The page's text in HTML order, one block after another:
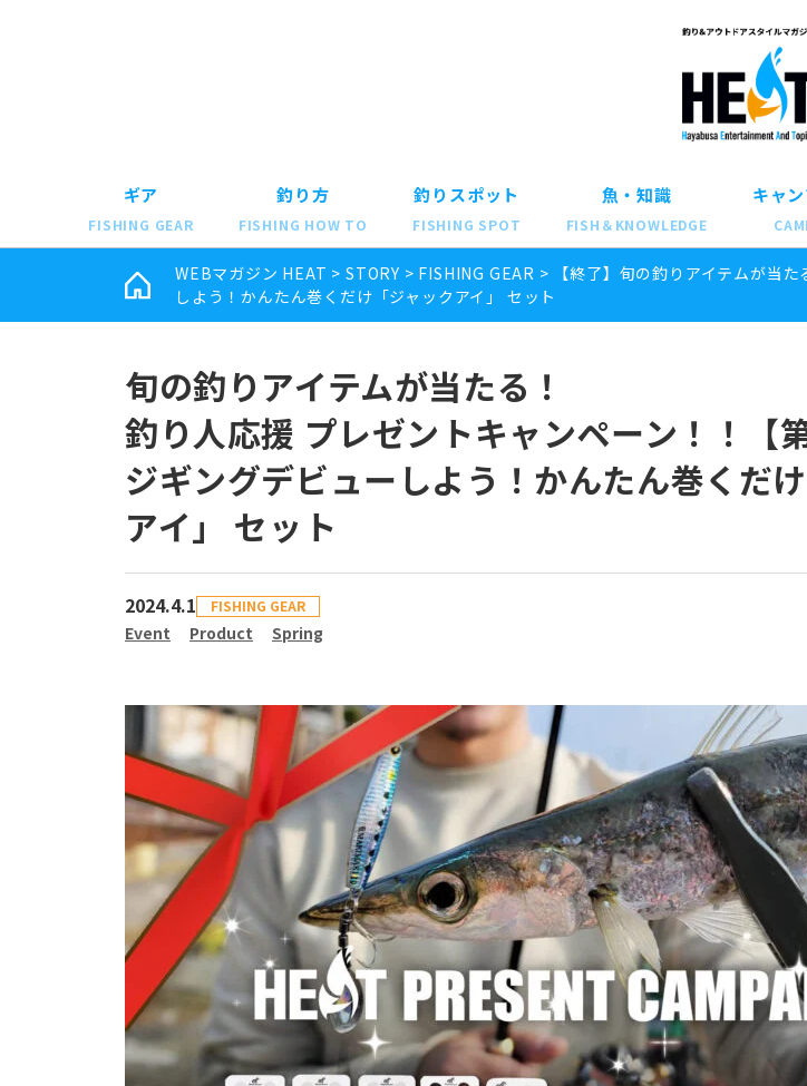
ギア
FISHING GEAR
釣り方
FISHING HOW TO
釣りスポット
FISHING SPOT
魚・知識
FISH＆KNOWLEDGE
キャ
WEBマガジン HEAT >STORY > FISHING GEAR >
【終了】旬の釣りアイテムが当
しよう！かんたん巻くだけ「ジャックアイ」 セット
旬の釣りアイテムが当たる！
釣り人応援 プレゼントキャンペーン！！【
ジギングデビューしよう！かんたん巻くだ
アイ」 セット
2024.4.1 FISHING GEAR
Event Product Spring